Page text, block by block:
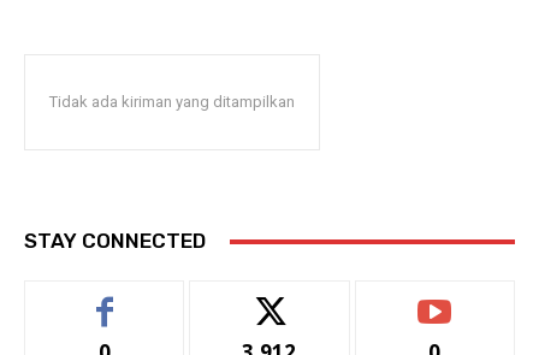
Tidak ada kiriman yang ditampilkan
STAY CONNECTED